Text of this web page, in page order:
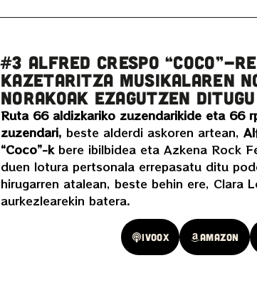
#3 ALFRED CRESPO “COCO”-
KAZETARITZA MUSIKALAREN
NORAKOAK EZAGUTZEN DITUGU
Ruta 66 aldizkariko zuzendarikide eta 66
zuzendari, beste alderdi askoren artean,
“Coco”-kbere ibilbidea eta Azkena Rock
duen lotura pertsonala errepasatu ditu
hirugarren atalean, beste behin ere, Clara
aurkezlearekin batera.
Ivoox Amazon